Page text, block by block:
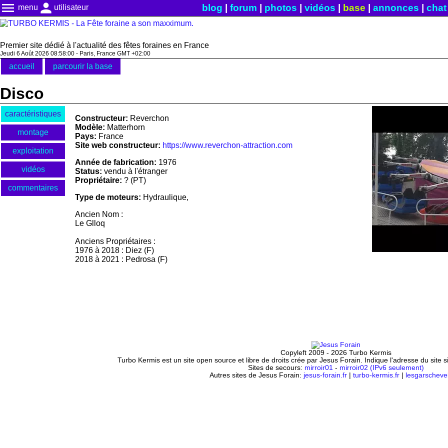
menu menu person utilisateur blog forum photos vidéos base annonces chat|
Premier site dédié à l'actualité des fêtes foraines en France
Jeudi 6 Août 2026 08:58:00 - Paris, France GMT +02:00
accueil parcourir la base
Disco
caractéristiques
montage
exploitation
vidéos
commentaires
Constructeur: Reverchon
Modèle: Matterhorn
Pays: France
Site web constructeur: https://www.reverchon-attraction.com
Année de fabrication: 1976
Status: vendu à l'étranger
Propriétaire: ? (PT)
Type de moteurs: Hydraulique,
Ancien Nom :
Le Glloq
Anciens Propriétaires :
1976 à 2018 : Diez (F)
2018 à 2021 : Pedrosa (F)
Copyleft 2009 - 2026 Turbo Kermis
Turbo Kermis est un site open source et libre de droits crée par Jesus Forain. Indique l'adresse du site
Sites de secours: mirroir01 - mirroir02 (IPv6 seulement)
Autres sites de Jesus Forain: jesus-forain.fr| turbo-kermis.fr|